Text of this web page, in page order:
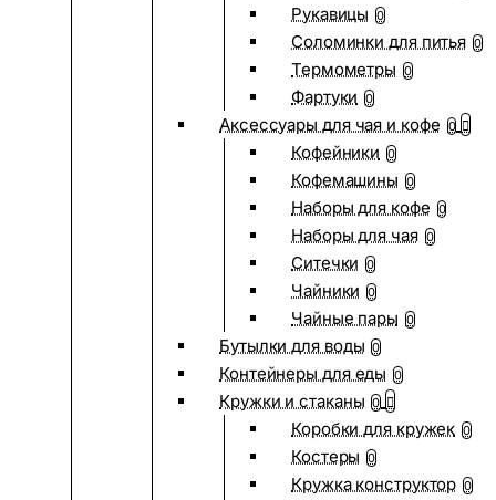
Рукавицы 0
Соломинки для питья 0
Термометры 0
Фартуки 0
Аксессуары для чая и кофе 0
Кофейники 0
Кофемашины 0
Наборы для кофе 0
Наборы для чая 0
Ситечки 0
Чайники 0
Чайные пары 0
Бутылки для воды 0
Контейнеры для еды 0
Кружки и стаканы 0
Коробки для кружек 0
Костеры 0
Кружка конструктор 0